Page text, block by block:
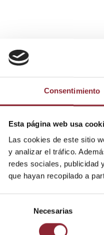
Consentimiento
Esta página web usa
Las cookies de este sitio
y analizar el tráfico.
redes sociales, publicidad
que hayan recopilado a
consentimiento
Necesarias